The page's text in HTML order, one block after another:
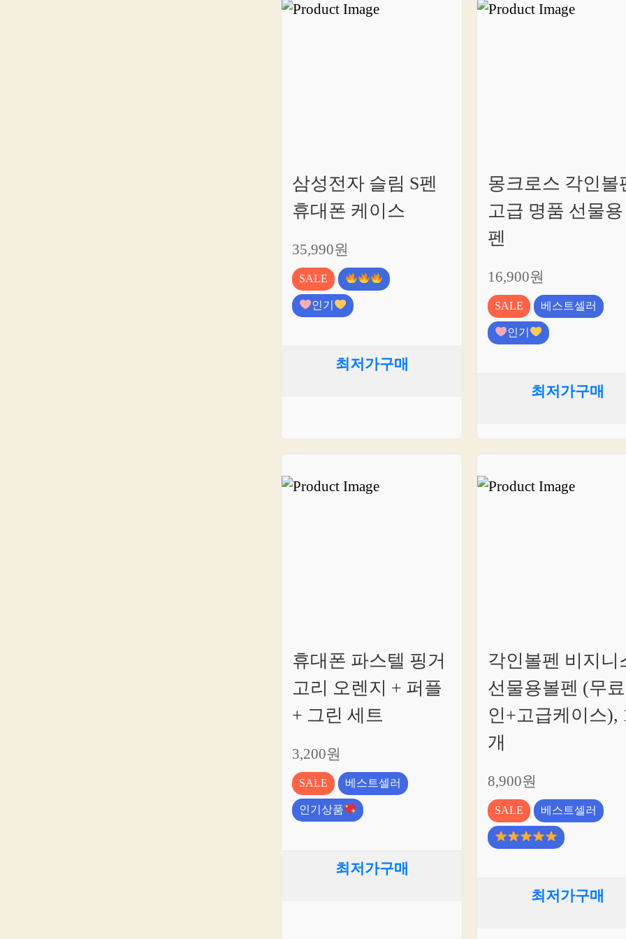
삼성전자 슬림 S펜
휴대폰 케이스
35,990원
SALE
인기
최저가구매
몽크로스 각인볼
고급 명품 선물
펜
16,900원
SALE
베스트셀러
인기
최저가구매
휴대폰 파스텔 핑거
고리 오렌지 + 퍼플
+ 그린 세트
3,200원
SALE
베스트셀러
인기상품
최저가구매
각인볼펜 비지니
선물용볼펜 (무
인+고급케이스),
개
8,900원
SALE 베스트셀러
최저가구매